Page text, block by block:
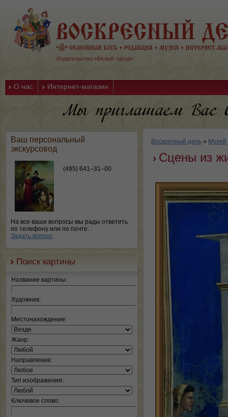
Издательство «Белый город»
О нас Интернет-магазин
Ваш персональный
экскурсовод
(495) 641–31–00
На все ваши вопросы мы рады ответить
по телефону или по почте.
Задать вопрос
Поиск картины
Название картины:
Художник:
Местонахождение:
Жанр:
Направление:
Тип изображения:
Ключевое слово:
Воскресный день » Музей
Сцены из